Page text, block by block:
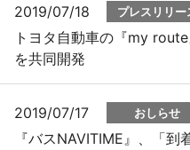
2019/07/18 プレスリリー
トヨタ自動車の『my
を共同開発
2019/07/17 おしらせ
『バスNAVITIME』、「